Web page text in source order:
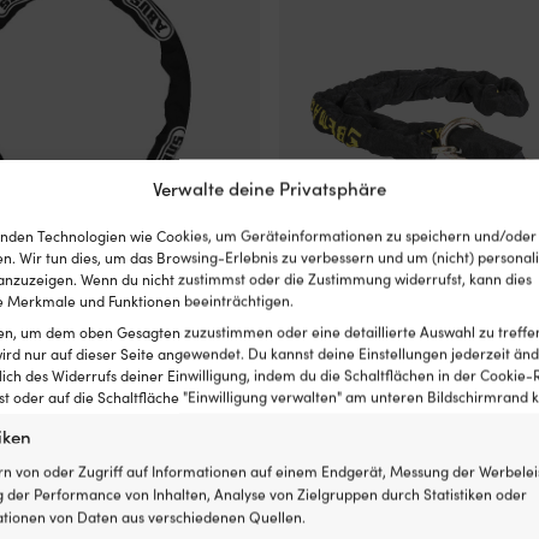
Verwalte deine Privatsphäre
Technologien wie Cookies, um Geräteinformationen zu speichern und/
Wir tun dies, um das Browsing-Erlebnis zu verbessern und um (nicht)
Wenn du nicht zustimmst oder die Zustimmung widerrufst, kann dies
Merkmale und Funktionen beeinträchtigen.
um dem oben Gesagten zuzustimmen oder eine detaillierte Auswahl zu
nur auf dieser Seite angewendet. Du kannst deine Einstellungen jederzeit
des Widerrufs deiner Einwilligung, indem du die Schaltflächen in der Cookie-
oder auf die Schaltfläche "Einwilligung verwalten" am unteren Bildschirmrand
von oder Zugriff auf Informationen auf einem Endgerät, Messung der
der Performance von Inhalten, Analyse von Zielgruppen durch Statistiken oder
von Daten aus verschiedenen Quellen.
8900, 110 cm, Ø8 mm,
€ Ursprünglicher
Preis
109,99 €
69,99€Aktueller
Preis
NACHBESTELLT WERDEN)
Schloss-Set Klasse 3 mit
RF-360 (60 mm x Ø12 mm) &
Klasse 3 BKM 8-3 (250 cm x Ø8
99,99 €